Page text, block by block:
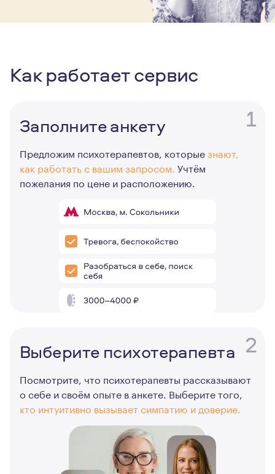
Как работает сервис
1
Заполните анкету
Предложим психотерапевтов, которыезнают,
как работать с вашим запросом. Учтём
пожелания по цене и расположению.
2
Выберите психотерапевта
Посмотрите, что психотерапевты рассказывают
о себе и своём опыте в анкете. Выберите того,
кто интуитивно вызывает симпатию и доверие.